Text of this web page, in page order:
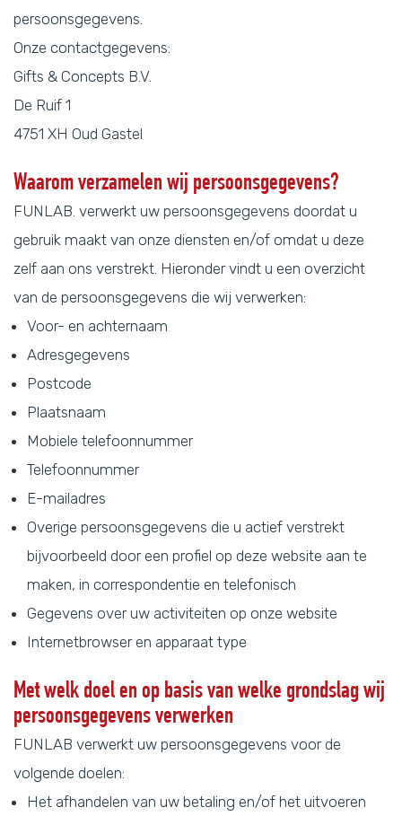
persoonsgegevens.
Onze contactgegevens:
Gifts & Concepts B.V.
De Ruif 1
4751 XH Oud Gastel
Waarom verzamelen wij persoonsgegevens?
FUNLAB. verwerkt uw persoonsgegevens doordat u
gebruik maakt van onze diensten en/of omdat u deze
zelf aan ons verstrekt. Hieronder vindt u een overzicht
van de persoonsgegevens die wij verwerken:
Voor- en achternaam
Adresgegevens
Postcode
Plaatsnaam
Mobiele telefoonnummer
Telefoonnummer
E-mailadres
Overige persoonsgegevens die u actief verstrekt
bijvoorbeeld door een profiel op deze website aan te
maken, in correspondentie en telefonisch
Gegevens over uw activiteiten op onze website
Internetbrowser en apparaat type
Met welk doel en op basis van welke grondslag wij
persoonsgegevens verwerken
FUNLAB verwerkt uw persoonsgegevens voor de
volgende doelen:
Het afhandelen van uw betaling en/of het uitvoeren